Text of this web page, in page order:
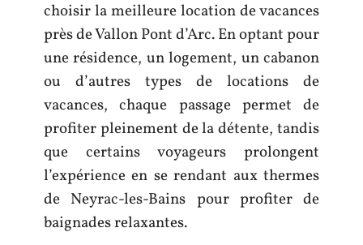
choisir la meilleure location de vacances
près de Vallon Pont d’Arc. En optant pour
une résidence, un logement, un cabanon
ou d’autres types de locations de
vacances, chaque passage permet de
profiter pleinement de la détente, tandis
que certains voyageurs prolongent
l’expérience en se rendant aux thermes
de Neyrac-les-Bains pour profiter de
baignades relaxantes.